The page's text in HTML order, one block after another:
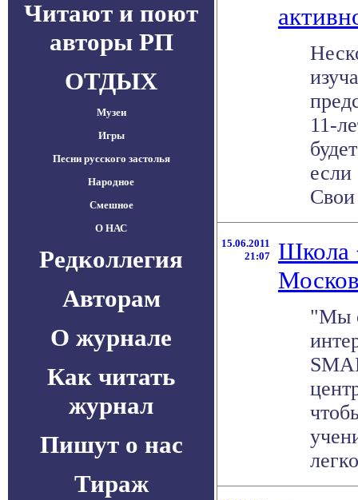
Читают и поют
авторы РП
ОТДЫХ
Музеи
Игры
Песни русского застолья
Народное
Смешное
О НАС
Редколлегия
Авторам
О журнале
Как читать
журнал
Пишут о нас
Тираж
11-
если
15.06.2011
21:07
Школа
"Мы